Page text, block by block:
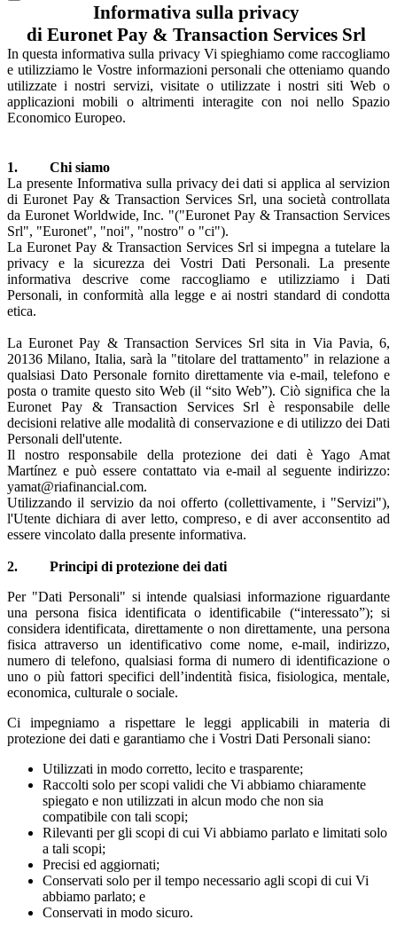
Informativa sulla privacy
di Euronet Pay & Transaction Services Srl
In questa informativa sulla privacy Vi spieghiamo come raccogliamo
e utilizziamo le Vostre informazioni personali che otteniamo quando
utilizzate i nostri servizi, visitate o utilizzate i nostri siti Web o
applicazioni mobili o altrimenti interagite con noi nello Spazio
Economico Europeo.
1. Chi siamo
La presente Informativa sulla privacy dei dati si applica al servizion
di Euronet Pay & Transaction Services Srl, una società controllata
da Euronet Worldwide, Inc. "("Euronet Pay & Transaction Services
Srl", "Euronet", "noi", "nostro" o "ci").
La Euronet Pay & Transaction Services Srl si impegna a tutelare la
privacy e la sicurezza dei Vostri Dati Personali. La presente
informativa descrive come raccogliamo e utilizziamo i Dati
Personali, in conformità alla legge e ai nostri standard di condotta
etica.
La Euronet Pay & Transaction Services Srl sita in Via Pavia, 6,
20136 Milano, Italia, sarà la "titolare del trattamento" in relazione a
qualsiasi Dato Personale fornito direttamente via e-mail, telefono e
posta o tramite questo sito Web (il “sito Web”). Ciò significa che la
Euronet Pay & Transaction Services Srl è responsabile delle
decisioni relative alle modalità di conservazione e di utilizzo dei Dati
Personali dell'utente.
Il nostro responsabile della protezione dei dati è Yago Amat
Martínez e può essere contattato via e-mail al seguente indirizzo:
yamat@riafinancial.com.
Utilizzando il servizio da noi offerto (collettivamente, i "Servizi"),
l'Utente dichiara di aver letto, compreso, e di aver acconsentito ad
essere vincolato dalla presente informativa.
2. Principi di protezione dei dati
Per "Dati Personali" si intende qualsiasi informazione riguardante
una persona fisica identificata o identificabile (“interessato”); si
considera identificata, direttamente o non direttamente, una persona
fisica attraverso un identificativo come nome, e-mail, indirizzo,
numero di telefono, qualsiasi forma di numero di identificazione o
uno o più fattori specifici dell’indentità fisica, fisiologica, mentale,
economica, culturale o sociale.
Ci impegniamo a rispettare le leggi applicabili in materia di
protezione dei dati e garantiamo che i Vostri Dati Personali siano:
Utilizzati in modo corretto, lecito e trasparente;
Raccolti solo per scopi validi che Vi abbiamo chiaramente
spiegato e non utilizzati in alcun modo che non sia
compatibile con tali scopi;
Rilevanti per gli scopi di cui Vi abbiamo parlato e limitati solo
a tali scopi;
Precisi ed aggiornati;
Conservati solo per il tempo necessario agli scopi di cui Vi
abbiamo parlato; e
Conservati in modo sicuro.